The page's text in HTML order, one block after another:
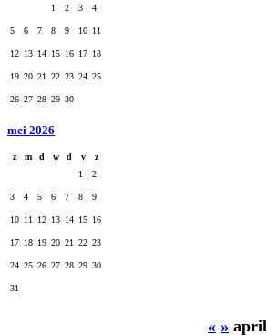
1
2 3 4
5 6 7 8 9 10 11
12 13 14 15 16 17 18
19 20 21 22 23 24 25
26 27 28 29 30
mei 2026
z m d w d v
z
1
2
3 4 5 6 7 8 9
10 11 12 13 14 15 16
17 18 19 20 21 22 23
24 25 26 27 28 29 30
31
« »